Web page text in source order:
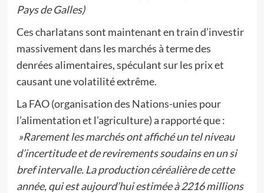
Pays de Galles)
Ces charlatans sont maintenant en train d’investir
massivement dans les marchés à terme des
denrées alimentaires, spéculant sur les prix et
causant une volatilité extrême.
La FAO (organisation des Nations-unies pour
l’alimentation et l’agriculture) a rapporté que :
»Rarement les marchés ont affiché un tel niveau
d’incertitude et de revirements soudains en un si
bref intervalle. La production céréalière de cette
année, qui est aujourd’hui estimée à 2216 millions